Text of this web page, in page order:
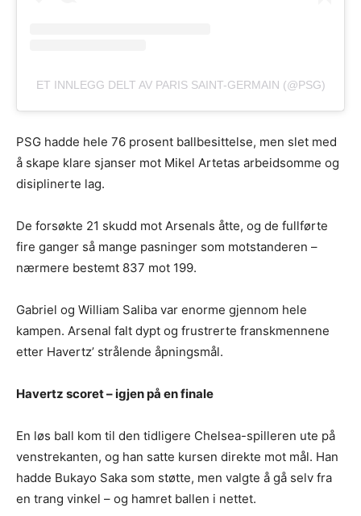
ET INNLEGG DELT AV PARIS SAINT-GERMAIN (@PSG)
PSG hadde hele 76 prosent ballbesittelse, men slet med
å skape klare sjanser mot Mikel Artetas arbeidsomme og
disiplinerte lag.
De forsøkte 21 skudd mot Arsenals åtte, og de fullførte
fire ganger så mange pasninger som motstanderen –
nærmere bestemt 837 mot 199.
Gabriel og William Saliba var enorme gjennom hele
kampen. Arsenal falt dypt og frustrerte franskmennene
etter Havertz’ strålende åpningsmål.
Havertz scoret – igjen på en finale
En løs ball kom til den tidligere Chelsea-spilleren ute på
venstrekanten, og han satte kursen direkte mot mål. Han
hadde Bukayo Saka som støtte, men valgte å gå selv fra
en trang vinkel – og hamret ballen i nettet.